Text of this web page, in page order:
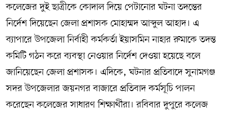
কলেজের দুই ছাত্রীকে কোদাল দিয়ে পেটানোর ঘটনা তদন্তের
নির্দেশ দিয়েছেন জেলা প্রশাসক মোহাম্মদ আব্দুল আহাদ। এ
ব্যাপারে উপজেলা নির্বাহী কর্মকর্তা ইয়াসমিন নাহার রুমাকে তদন্ত
কমিটি গঠন করে ব্যবস্থা নেওয়ার নির্দেশ দেওয়া হয়েছে বলে
জানিয়েছেন জেলা প্রশাসক। এদিকে, ঘটনার প্রতিবাদে সুনামগঞ্জ
সদর উপজেলার জয়নগর বাজারে প্রতিবাদ কর্মসূচি পালন
করেছেন কলেজের সাধারণ শিক্ষার্থীরা। রবিবার দুপুরে কলেজ